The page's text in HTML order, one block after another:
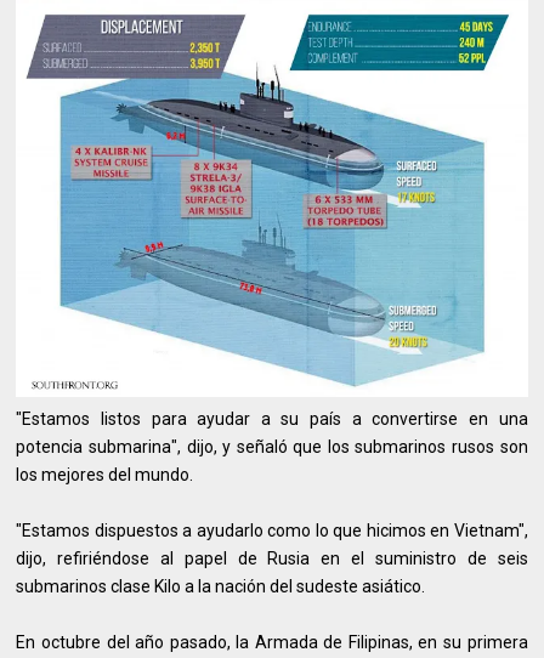
"Estamos listos para ayudar a su país a convertirse en una
potencia submarina", dijo, y señaló que los submarinos rusos son
los mejores del mundo.
"Estamos dispuestos a ayudarlo como lo que hicimos en Vietnam",
dijo, refiriéndose al papel de Rusia en el suministro de seis
submarinos clase Kilo a la nación del sudeste asiático.
En octubre del año pasado, la Armada de Filipinas, en su primera